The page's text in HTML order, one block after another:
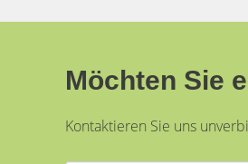
Möchten Sie
Kontaktieren Sie uns